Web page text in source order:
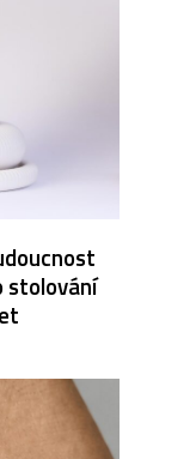
stolování